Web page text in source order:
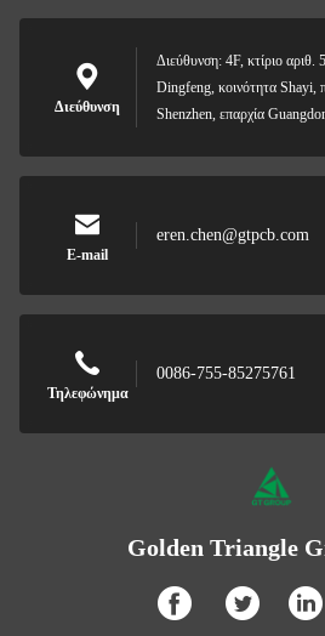
Διεύθυνση
Διεύθυνση: 4F, κτίριο αριθ.
Dingfeng, κοινότητα Shayi,
Shenzhen, επαρχία
E-mail
eren.chen@gtpcb.com
Τηλεφώνημα
0086-755-85275761
Golden Triangle